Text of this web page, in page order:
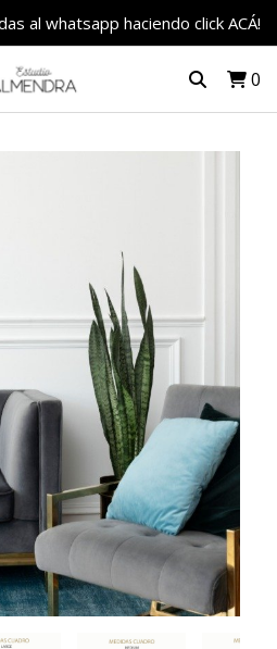
al whatsapp haciendo click ACÁ!
0